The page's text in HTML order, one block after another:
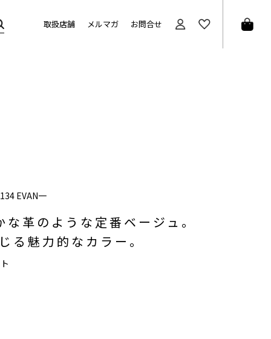
取扱店舗 メルマガ お問合せ
EVAN一
革のような定番ベージュ。
る魅力的なカラー。